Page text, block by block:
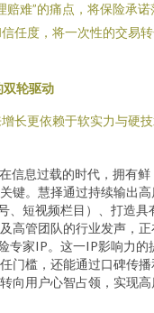
赔难”的痛点，将保险承诺
任度，将一次性的交易
双轮驱动
长更依赖于软实力与硬
在信息过载的时代，拥有鲜
键。慧择通过持续输出高
、短视频栏目）、打造具
高管团队的行业发声，正
专家IP。这一IP影响力的
门槛，还能通过口碑传播
向用户心智占领，实现高